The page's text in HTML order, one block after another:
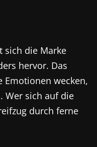
sich die Marke
hervor. Das
Emotionen wecken,
Wer sich auf die
durch ferne